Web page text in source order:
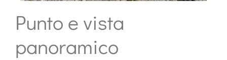
Punto e vista
panoramico